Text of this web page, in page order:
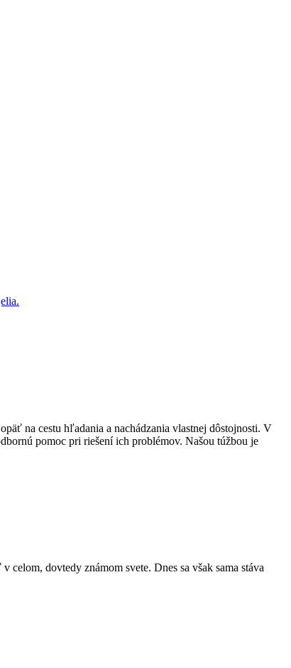
na cestu hľadania a nachádzania vlastnej dôstojnosti. V
pomoc pri riešení ich problémov. Našou túžbou je
dovtedy známom svete. Dnes sa však sama stáva